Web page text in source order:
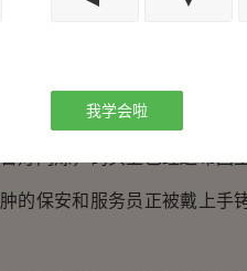
船位于亮南海边最大的私人
这艘船。
闪烁，码头上已经遍布国
的保安和服务员正被戴上手
我学会啦